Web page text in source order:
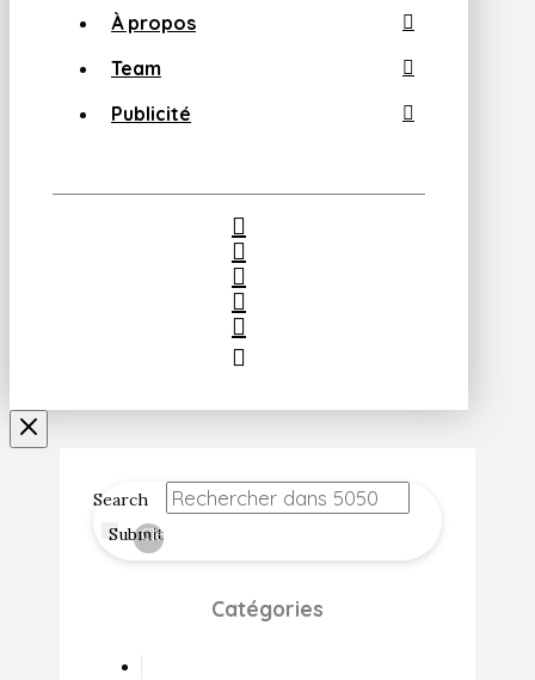
À propos
Team
Publicité
Search
Submit
Clear
Catégories